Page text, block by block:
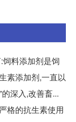
料添加剂是饲
素添加剂,一直以
深入,改善畜...
格的抗生素使用